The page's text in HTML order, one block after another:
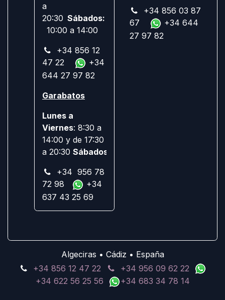
a
20:30 Sábados:
10:00 a 14:00
+34 856 12
47 22
+34
644 27 97 82
Garabatos
Lunes a
Viernes: 8:30 a
14:00 y de 17:30
a 20:30 Sábados:
+34 956 78
72 98
+34
637 43 25 69
+34 856 03 87
67
+34 644
27 97 82
Algeciras • Cádiz • España
+34 856 12 47 22
+34 956 09 62 22
+34 622 56 25 56
+34 683 34 78 14